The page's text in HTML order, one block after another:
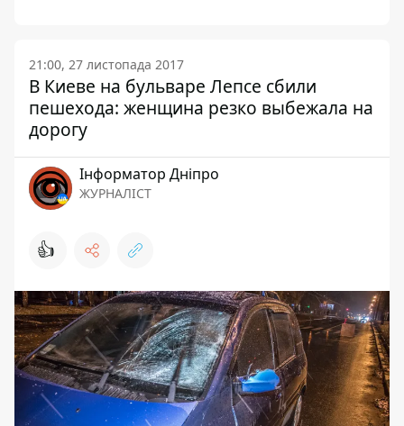
21:00, 27 листопада 2017
В Киеве на бульваре Лепсе сбили
пешехода: женщина резко выбежала на
дорогу
Інформатор Дніпро
ЖУРНАЛІСТ
👍